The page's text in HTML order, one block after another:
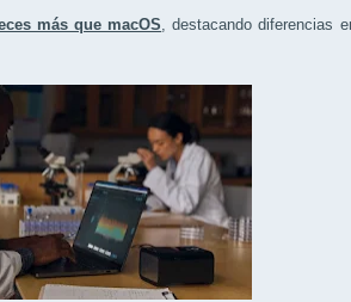
más que macOS , destacando diferencias